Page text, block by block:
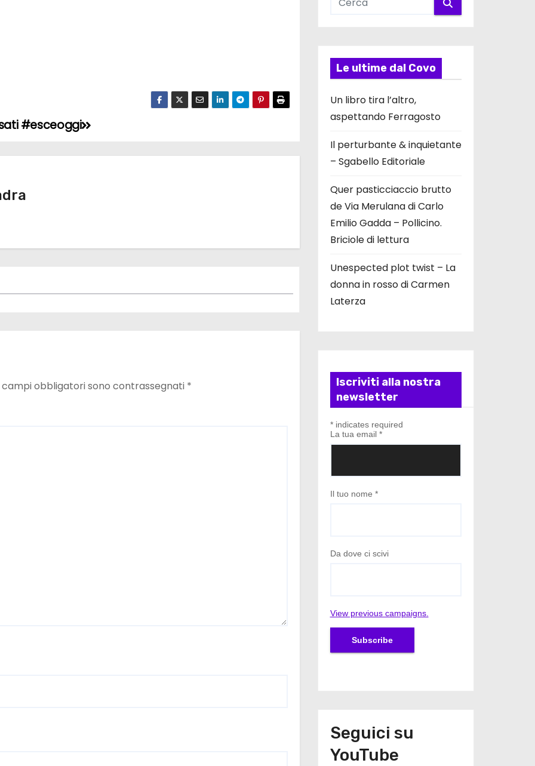
#esceoggi
campi obbligatori sono contrassegnati *
Le ultime dal Covo
Un libro tira l’altro,
aspettando Ferragosto
Il perturbante & inquietante
– Sgabello Editoriale
Quer pasticciaccio brutto
de Via Merulana di Carlo
Emilio Gadda – Pollicino.
Briciole di lettura
Unespected plot twist – La
donna in rosso di Carmen
Laterza
Iscriviti alla nostra
newsletter
*indicates required
La tua email *
Il tuo nome *
Da dove ci scivi
View previous campaigns.
Seguici su
YouTube